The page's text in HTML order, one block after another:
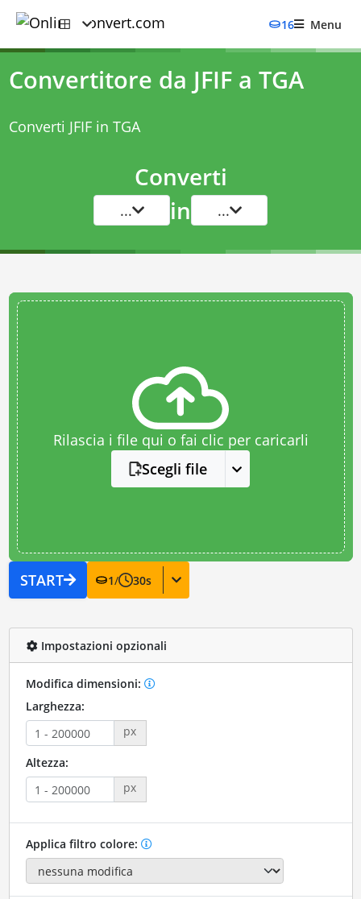
16 Menu
Convertitore da JFIF a TGA
Converti JFIF in TGA
Converti
... in ...
Rilascia i file qui o fai clic per caricarli
Scegli file
START 1/ 30s
Impostazioni opzionali
Modifica dimensioni:
Larghezza:
px
Altezza:
px
Applica filtro colore: